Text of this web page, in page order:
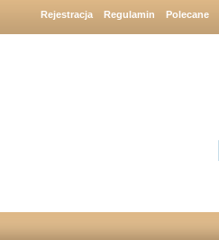
Rejestracja Regulamin Polecane